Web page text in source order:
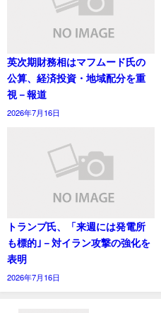
英次期財務相はマフムード氏の
公算、経済投資・地域配分を重
視－報道
2026年7月16日
トランプ氏、「来週には発電所
も標的｣－対イラン攻撃の強化を
表明
2026年7月16日